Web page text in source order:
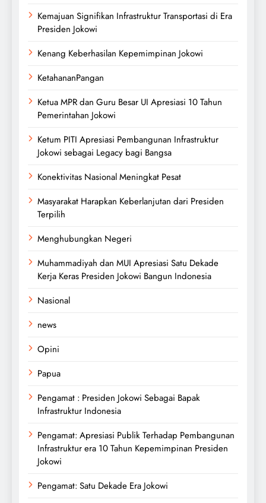
Kemajuan Signifikan Infrastruktur Transportasi di Era
Presiden Jokowi
Kenang Keberhasilan Kepemimpinan Jokowi
KetahananPangan
Ketua MPR dan Guru Besar UI Apresiasi 10 Tahun
Pemerintahan Jokowi
Ketum PITI Apresiasi Pembangunan Infrastruktur
Jokowi sebagai Legacy bagi Bangsa
Konektivitas Nasional Meningkat Pesat
Masyarakat Harapkan Keberlanjutan dari Presiden
Terpilih
Menghubungkan Negeri
Muhammadiyah dan MUI Apresiasi Satu Dekade
Kerja Keras Presiden Jokowi Bangun Indonesia
Nasional
news
Opini
Papua
Pengamat : Presiden Jokowi Sebagai Bapak
Infrastruktur Indonesia
Pengamat: Apresiasi Publik Terhadap Pembangunan
Infrastruktur era 10 Tahun Kepemimpinan Presiden
Jokowi
Pengamat: Satu Dekade Era Jokowi